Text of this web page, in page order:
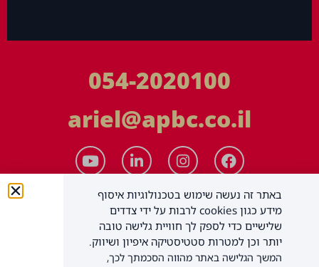
054-2020100
ariel@apbc.co.il
באתר זה נעשה שימוש בטכנולוגיות איסוף
מידע כגון cookies לרבות על ידי צדדים
שלישיים כדי לספק לך חוויית גלישה טובה
יותר וכן למטרות סטטיסטיקה איפיון ושיווק.
המשך הגלישה באתר מהווה הסכמתך לכך,